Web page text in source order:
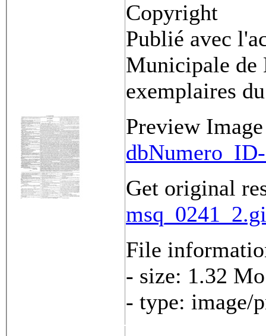
Copyright
Publié avec
Municipale de
exemplaires
Preview Image
Get original
File
- size: 1.32 Mo
- type: image/